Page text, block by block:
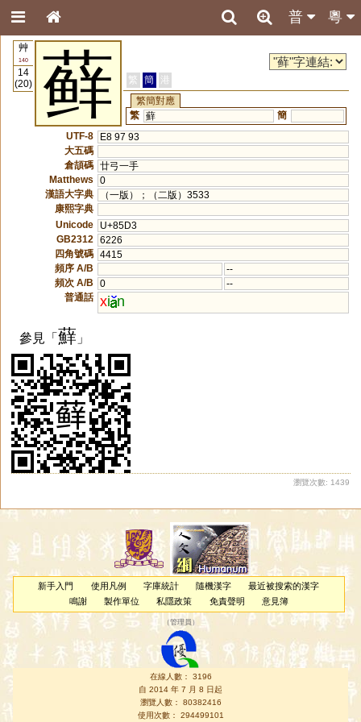
粵
普
艸
140
14
(20)
藓 繁 簡
港
繁簡對應
繁 蘚
簡
UTF-8
E8 97 93
大五碼
倉頡碼 廿弓一手
Matthews
0
漢語大字典
（一版）；（二版）3533
康熙字典
Unicode
U+85D3
GB2312
6226
四角號碼 4415
頻序 A/B
--
頻次 A/B
0
--
普通話 xi n
參見「蘚 」
瀏覽次數: 1439
新手入門 使用凡例 字庫統計 隨機漢字
最近被搜索的漢字
鳴謝
製作單位 私隱政策 免責聲明 意見簿
（管理員 ）
在線人數： 3196
自 2014 年 7 月 8 日起
瀏覽人數： 80382416
使用次數： 294499101